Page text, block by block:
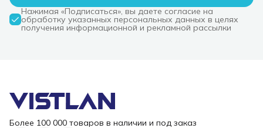
Нажимая «Подписаться», вы даете согласие на
обработку указанных персональных данных в целях
получения информационной и рекламной рассылки
Более 100 000 товаров в наличии и под заказ